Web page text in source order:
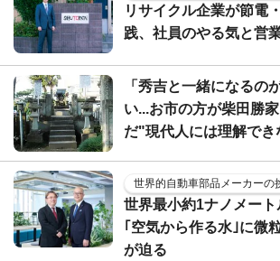
リサイクル企業が節電
践、社員のやる気と営
「秀吉と一緒になるの
い...お市の方が柴田勝
だ"現代人には理解でき
世界的自動車部品メーカーの
世界最小約1ナノメー
｢空気から作る水｣に微
が迫る